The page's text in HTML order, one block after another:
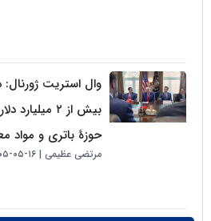
وال استریت ژورنال: دولت
بیش از ۲ میلیارد دلار به
حوزهٔ باتری و مواد معدنی
مرتضی عظیمی ۱۶-۰۵-۱۴۰۵